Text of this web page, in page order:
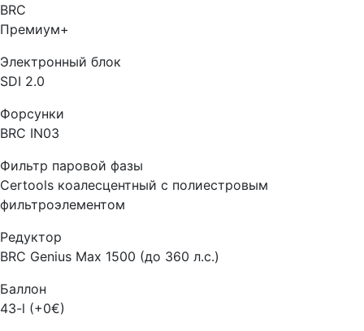
BRC
Премиум+
Электронный блок
SDI 2.0
Форсунки
BRC IN03
Фильтр паровой фазы
Certools коалесцентный с полиестровым
фильтроэлементом
Редуктор
BRC Genius Max 1500 (до 360 л.с.)
Баллон
43-l (+0€)